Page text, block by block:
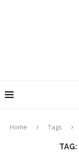
Home Tags
TAG: